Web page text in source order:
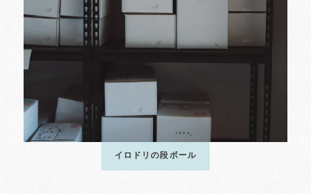
イロドリの段ボール